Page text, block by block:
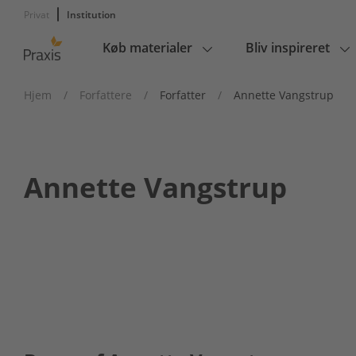
Privat Institution
Main
Køb materialer Bliv inspireret
Hjem / Forfattere / Forfatter / Annette Vangstrup
Annette Vangstrup